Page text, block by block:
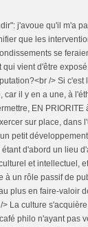
j'avoue qu'il m'a
que les
se
vient d'être
/> Si c'est
car il y en a une, à
EN
sur place, dans
petit
d'abord un lieu
et intellectuel,
à un rôle passif de
plus en faire-valoir
La culture
philo n'ayant pas